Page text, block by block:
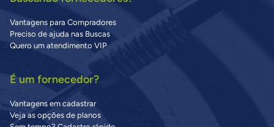
Vantagens para Compradores
Preciso de ajuda nas Buscas
Quero um atendimento VIP
É um fornecedor?
Vantagens em cadastrar
Veja as opções de planos